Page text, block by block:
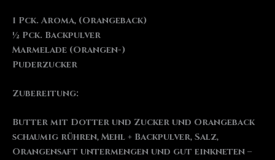
1 Pck. Aroma, (Orangeback)
½ Pck. Backpulver
Marmelade (Orangen-)
Puderzucker
Zubereitung:
Butter mit Dotter und Zucker und Orangeback
schaumig rühren, Mehl + Backpulver, Salz,
Orangensaft untermengen und gut einkneten –